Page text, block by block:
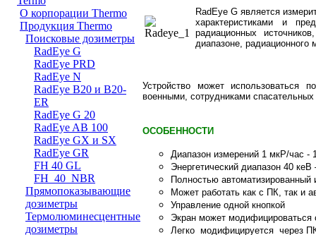
О корпорации Thermo
Продукция Thermo
Поисковые дозиметры
RadEye G
RadEye PRD
RadEye N
RadEye B20 и B20-
ER
RadEye G 20
RadEye AB 100
RadEye GX и SX
RadEye GR
FH 40 GL
FH_40_NBR
Прямопоказывающие
дозиметры
Термолюминесцентные
дозиметры
RadEye G является
характеристиками и
радиационных
диапазоне, радиационного
Устройство может использоваться по
военными, сотрудниками спасательных
ОСОБЕННОСТИ
Диапазон измерений 1 мкР/час -
Энергетический диапазон 40
Полностью автоматизированный
Может работать как с ПК, так и
Управление одной кнопкой
Экран может модифицироваться
Легко модифицируется через